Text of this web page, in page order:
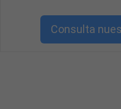
Consulta